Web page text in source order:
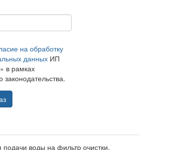
на обработку
данныхИП
в рамках
законодательства.
воды на фильтр очистки,